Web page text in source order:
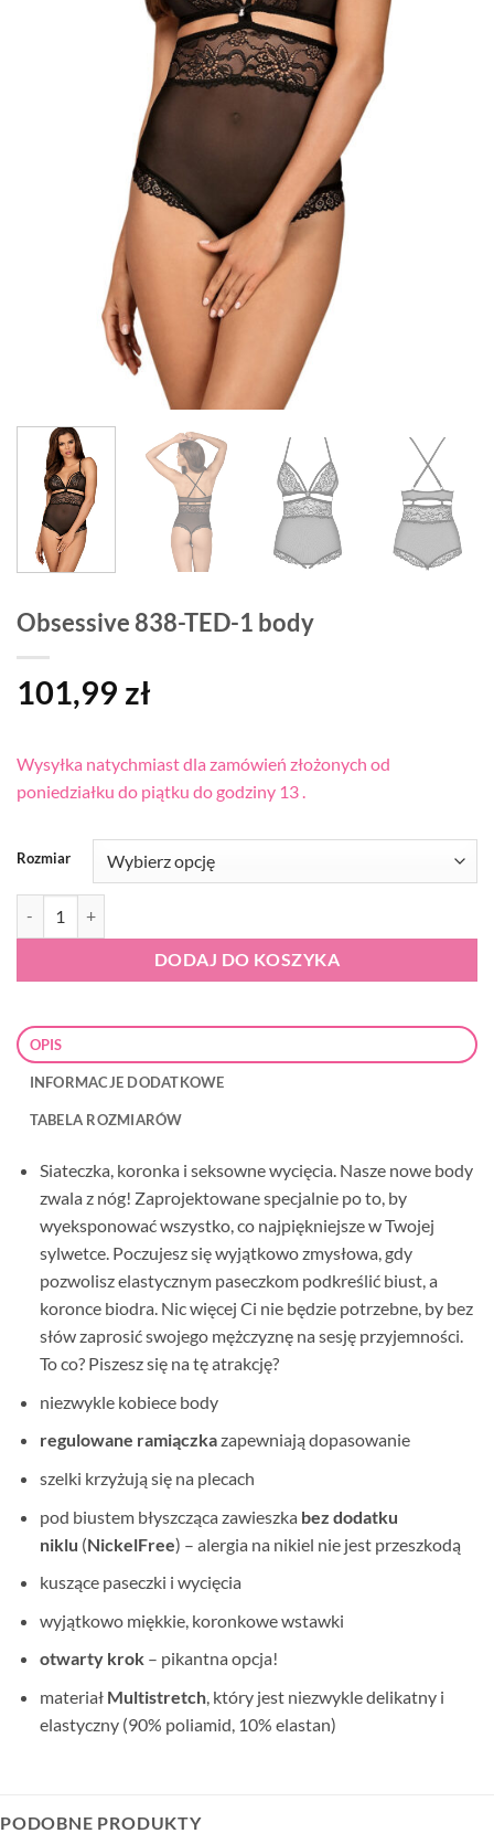
Obsessive 838-TED-1 body
101,99 zł
Wysyłka natychmiast dla zamówień złożonych od
poniedziałku do piątku do godziny 13 .
Rozmiar
DODAJ DO KOSZYKA
OPIS
INFORMACJE DODATKOWE
TABELA ROZMIARÓW
Siateczka, koronka i seksowne wycięcia. Nasze nowe body
zwala z nóg! Zaprojektowane specjalnie po to, by
wyeksponować wszystko, co najpiękniejsze w Twojej
sylwetce. Poczujesz się wyjątkowo zmysłowa, gdy
pozwolisz elastycznym paseczkom podkreślić biust, a
koronce biodra. Nic więcej Ci nie będzie potrzebne, by bez
słów zaprosić swojego mężczyznę na sesję przyjemności.
To co? Piszesz się na tę atrakcję?
niezwykle kobiece body
regulowane ramiączkazapewniają dopasowanie
szelki krzyżują się na plecach
pod biustem błyszcząca zawieszka bez dodatku
niklu (NickelFree) – alergia na nikiel nie jest przeszkodą
kuszące paseczki i wycięcia
wyjątkowo miękkie, koronkowe wstawki
otwarty krok– pikantna opcja!
materiał Multistretch, który jest niezwykle delikatny i
elastyczny (90% poliamid, 10% elastan)
PODOBNE PRODUKTY